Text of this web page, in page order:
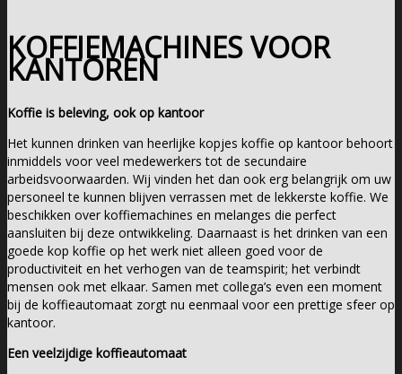
KOFFIEMACHINES VOOR
KANTOREN
Koffie is beleving, ook op kantoor
Het kunnen drinken van heerlijke kopjes koffie op kantoor behoort
inmiddels voor veel medewerkers tot de secundaire
arbeidsvoorwaarden. Wij vinden het dan ook erg belangrijk om uw
personeel te kunnen blijven verrassen met de lekkerste koffie. We
beschikken over koffiemachines en melanges die perfect
aansluiten bij deze ontwikkeling. Daarnaast is het drinken van een
goede kop koffie op het werk niet alleen goed voor de
productiviteit en het verhogen van de teamspirit; het verbindt
mensen ook met elkaar. Samen met collega’s even een moment
bij de koffieautomaat zorgt nu eenmaal voor een prettige sfeer op
kantoor.
Een veelzijdige koffieautomaat